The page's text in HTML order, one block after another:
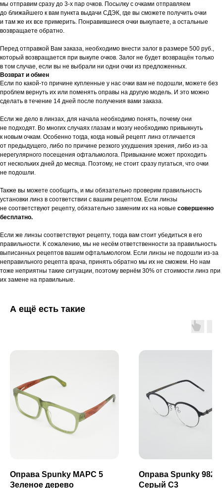
мы отправим сразу до 3-х пар очков. Посылку с очками отправляем
до ближайшего к вам пункта выдачи СДЭК, где вы сможете получить очки
и там же их все примерить. Понравившиеся очки выкупаете, а остальные
возвращаете обратно.
Перед отправкой Вам заказа, необходимо внести залог в размере 500 руб.,
который возвращается при выкупе очков. Залог не будет возвращён только
в том случае, если вы не выбрали ни одни очки из предложенных.
Возврат и обмен
Если по какой-то причине купленные у нас очки вам не подошли, можете без
проблем вернуть их или поменять оправы на другую модель. И это можно
сделать в течение 14 дней после получения вами заказа.
Если же дело в линзах, для начала необходимо понять, почему они
не подходят. Во многих случаях глазам и мозгу необходимо привыкнуть
к новым очкам. Особенно тогда, когда новый рецепт линз отличается
от предыдущего, либо по причине резкого ухудшения зрения, либо из-за
нерегулярного посещения офтальмолога. Привыкание может проходить
от нескольких дней до месяца. Поэтому, не стоит сразу пугаться, что очки
не подошли.
Также вы можете сообщить, и мы обязательно проверим правильность
установки линз в соответствии с вашим рецептом. Если линзы
не соответствуют рецепту, обязательно заменим их на новые совершенно
бесплатно.
Если же линзы соответствуют рецепту, тогда вам стоит убедиться в его
правильности. К сожалению, мы не несём ответственности за правильность
выписанных рецептов вашим офтальмологом. Если линзы не подошли из-за
неправильного рецепта врача, принять обратно мы их не сможем. Но нам
тоже неприятны такие ситуации, поэтому вернём 30% от стоимости линз при
их замене на правильные.
А ещё есть такие
Оправа Spunky МАРС 5
Зеленое дерево
Оправа Spunky 9825
Серый C3